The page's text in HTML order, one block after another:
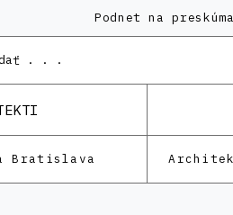
Podnet na preskúmanie
Bratislava